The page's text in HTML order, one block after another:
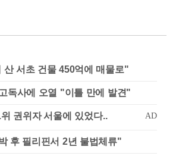
산 서초 건물 450억에 매물로"
독사에 오열 "이틀 만에 발견"
후 필리핀서 2년 불법체류"